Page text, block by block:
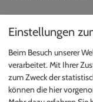
Leonie Gubo
Fabian Schneid
Einstellungen
Beim Besuch unserer
verarbeitet. Mit Ihrer
zum Zweck der
können die hier